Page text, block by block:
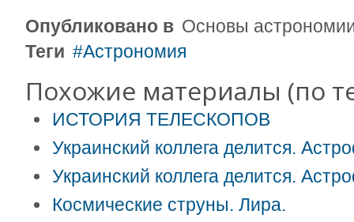
Опубликовано в Основы
Теги
Астрономия
Похожие материалы (по
ИСТОРИЯ ТЕЛЕСКОПОВ
Украинский коллега делится.
Украинский коллега делится.
Космические струны. Лира.